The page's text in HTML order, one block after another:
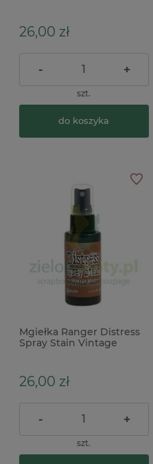
26,00 zł
- +
szt.
do koszyka
Mgiełka Ranger Distress
Spray Stain Vintage
26,00 zł
- +
szt.